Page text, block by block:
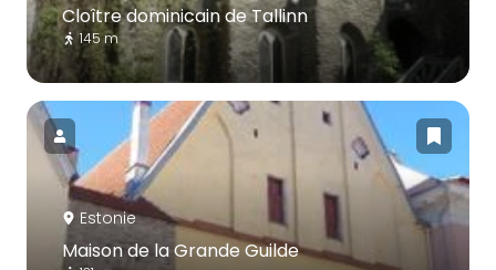
Cloître dominicain de Tallinn
145 m
Estonie
Maison de la Grande Guilde